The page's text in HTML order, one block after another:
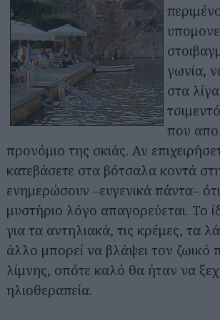
γωνία,
στα λίγα
που
προνόμιο της σκιάς. Αν
κατεβάσετε στα βότσαλα κοντά
ενημερώσουν –ευγενικά πάντα–
μυστήριο λόγο απαγορεύεται. Το
για τα αντηλιακά, τις κρέμες, τα
άλλο μπορεί να βλάψει τον ζωικό
λίμνης, οπότε καλό θα ήταν να
ηλιοθεραπεία.